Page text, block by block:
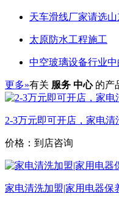
天车滑线厂家请选
太原防水工程施工
中空玻璃设备行业中
更多»有关 服务 中心 的产
2-3万元即可开店，家电
价格：到店咨询
家电清洗加盟|家用电器保